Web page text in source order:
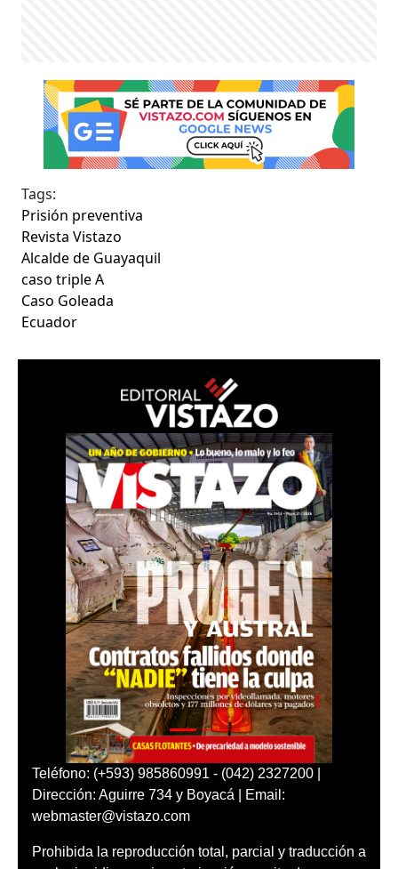
Tags:
Prisión preventiva
Revista Vistazo
Alcalde de Guayaquil
caso triple A
Caso Goleada
Ecuador
Teléfono: (+593) 985860991 - (042) 2327200 |
Dirección: Aguirre 734 y Boyacá | Email:
webmaster@vistazo.com
Prohibida la reproducción total, parcial y traducción a